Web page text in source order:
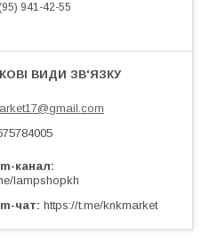
941-42-55
канал
lampshopkh
чат https://t.me/knkmarket